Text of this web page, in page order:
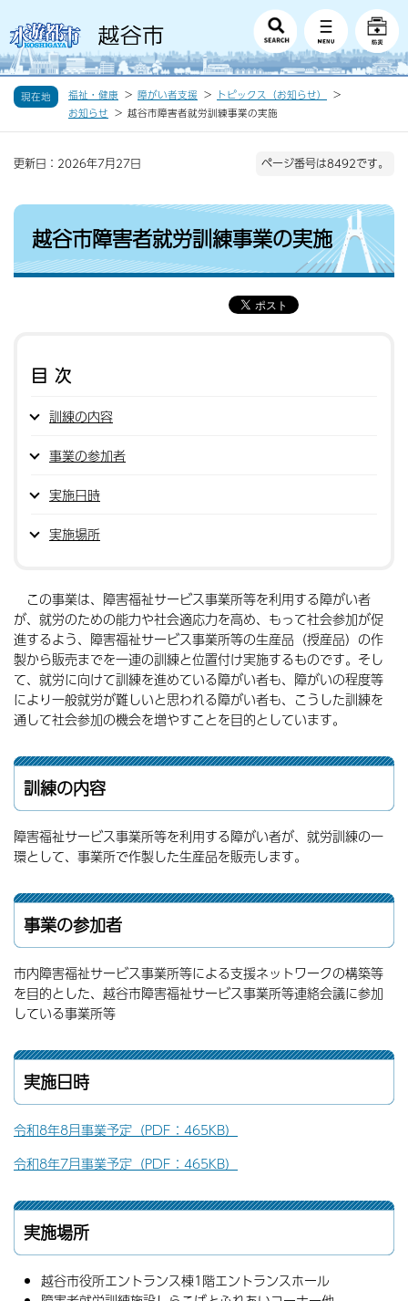
現在地 福祉・健康 障がい者支援
トピックス（お知らせ）
お知らせ
越谷市障害者就労訓練事業の実施
更新日：2026年7月27日 ページ番号は8492です。
越谷市障害者就労訓練事業の実施
目次
訓練の内容
事業の参加者
実施日時
実施場所
この事業は、障害福祉サービス事業所等を利用する障がい者
が、就労のための能力や社会適応力を高め、もって社会参加が促
進するよう、障害福祉サービス事業所等の生産品（授産品）の作
製から販売までを一連の訓練と位置付け実施するものです。そし
て、就労に向けて訓練を進めている障がい者も、障がいの程度等
により一般就労が難しいと思われる障がい者も、こうした訓練を
通して社会参加の機会を増やすことを目的としています。
訓練の内容
障害福祉サービス事業所等を利用する障がい者が、就労訓練の一
環として、事業所で作製した生産品を販売します。
事業の参加者
市内障害福祉サービス事業所等による支援ネットワークの構築等
を目的とした、越谷市障害福祉サービス事業所等連絡会議に参加
している事業所等
実施日時
令和8年8月事業予定（PDF：465KB）
令和8年7月事業予定（PDF：465KB）
実施場所
越谷市役所エントランス棟1階エントランスホール